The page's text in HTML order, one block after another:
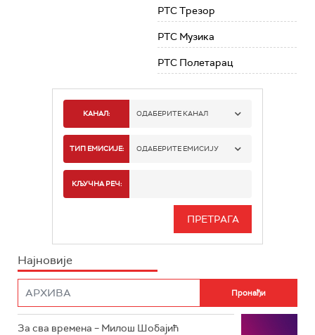
РТС Трезор
РТС Музика
РТС Полетарац
КАНАЛ: ОДАБЕРИТЕ КАНАЛ
РТС 1
РТС 3
РТС ЖИВОТ
ТИП ЕМИСИЈЕ: ОДАБЕРИТЕ ЕМИСИЈУ
ИНФО
КЉУЧНА РЕЧ:
Најновије
За сва времена – Милош Шобајић